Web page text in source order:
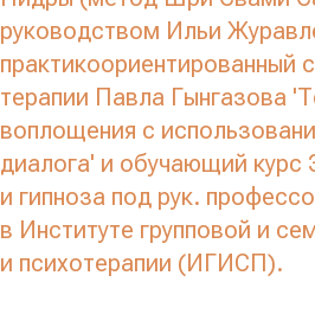
руководством Ильи
практикоориентированный
терапии Павла Гынгазова
воплощения с
диалога' и обучающий курс
и гипноза под рук.
в Институте групповой и
и психотерапии (ИГИСП).